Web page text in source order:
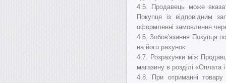
4.5.
Продавець може
Покупця із відповідним
оформленні замовлення
4.6. Зобов'язання Покупця
на його рахунок.
4.7. Розрахунки між
магазину в розділі «Оплата
4.8.
При отриманні